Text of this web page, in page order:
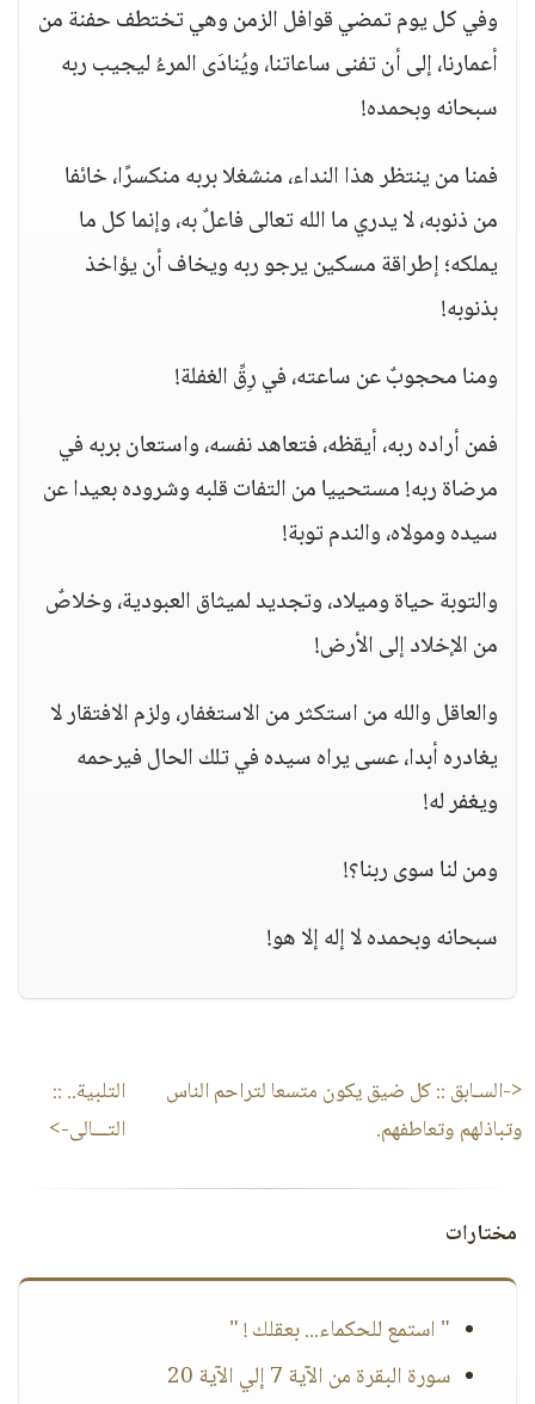
وفي كل يوم تمضي قوافل الزمن وهي تختطف حفنة من
أعمارنا، إلى أن تفنى ساعاتنا، ويُنادَى المرءُ ليجيب ربه
سبحانه وبحمده!
فمنا من ينتظر هذا النداء، منشغلا بربه منكسرًا، خائفا
من ذنوبه، لا يدري ما الله تعالى فاعلٌ به، وإنما كل ما
يملكه؛ إطراقة مسكين يرجو ربه ويخاف أن يؤاخذ
بذنوبه!
ومنا محجوبٌ عن ساعته، في رِقِّ الغفلة!
فمن أراده ربه، أيقظه، فتعاهد نفسه، واستعان بربه في
مرضاة ربه! مستحييا من التفات قلبه وشروده بعيدا عن
سيده ومولاه، والندم توبة!
والتوبة حياة وميلاد، وتجديد لميثاق العبودية، وخلاصٌ
من الإخلاد إلى الأرض!
والعاقل والله من استكثر من الاستغفار، ولزم الافتقار لا
يغادره أبدا، عسى يراه سيده في تلك الحال فيرحمه
ويغفر له!
ومن لنا سوى ربنا؟!
سبحانه وبحمده لا إله إلا هو!
<-السـابق ::كل ضيق يكون متسعا لتراحم الناس
وتباذلهم وتعاطفهم.
التلبية.. ::
التـــالى->
مختارات
" استمع للحكماء... بعقلك ! "
سورة البقرة من الآية 7 إلي الآية 20